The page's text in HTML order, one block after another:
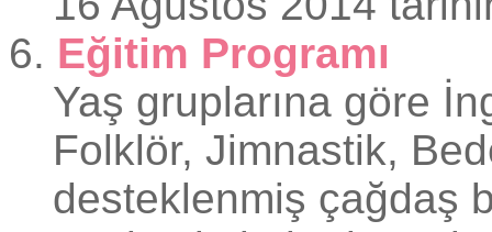
6. Eğitim Programı
Yaş gruplarına göre
Folklör, Jimnastik,
desteklenmiş çağdaş